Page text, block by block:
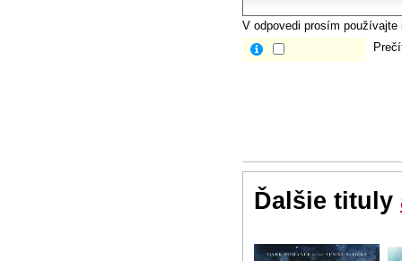
V odpovedi prosím
Ďalšie tituly